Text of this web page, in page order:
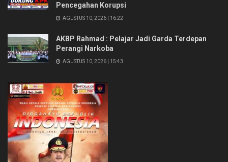
Pencegahan Korupsi
AGUSTUS 10, 2026 | 16:22
AKBP Rahmad : Pelajar Jadi Garda Terdepan
Perangi Narkoba
AGUSTUS 10, 2026 | 15:43